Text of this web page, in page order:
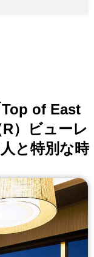
of East
）ビューレ
と特別な時